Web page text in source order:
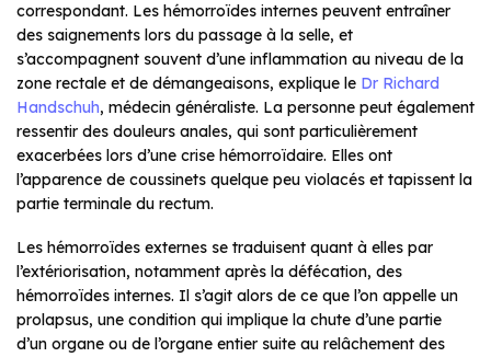
correspondant. Les hémorroïdes internes peuvent entraîner
des saignements lors du passage à la selle, et
s’accompagnent souvent d’une inflammation au niveau de la
zone rectale et de démangeaisons, explique le Dr Richard
Handschuh, médecin généraliste. La personne peut également
ressentir des douleurs anales, qui sont particulièrement
exacerbées lors d’une crise hémorroïdaire. Elles ont
l’apparence de coussinets quelque peu violacés et tapissent la
partie terminale du rectum.
Les hémorroïdes externes se traduisent quant à elles par
l’extériorisation, notamment après la défécation, des
hémorroïdes internes. Il s’agit alors de ce que l’on appelle un
prolapsus, une condition qui implique la chute d’une partie
d’un organe ou de l’organe entier suite au relâchement des